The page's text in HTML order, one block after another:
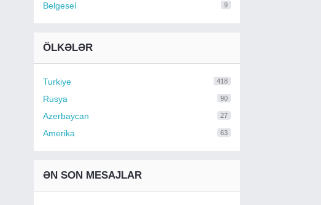
Belgesel 9
ÖLKƏLƏR
Turkiye 418
Rusya 90
Azerbaycan 27
Amerika 63
ƏN SON MESAJLAR